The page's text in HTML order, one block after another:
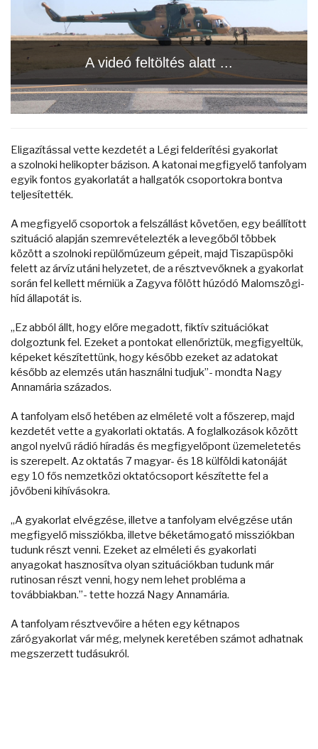
A videó feltöltés alatt ...
Eligazítással vette kezdetét a Légi felderítési gyakorlat
a szolnoki helikopter bázison. A katonai megfigyelő tanfolyam
egyik fontos gyakorlatát a hallgatók csoportokra bontva
teljesítették.
A megfigyelő csoportok a felszállást követően, egy beállított
szituáció alapján szemrevételezték a levegőből többek
között a szolnoki repülőmúzeum gépeit, majd Tiszapüspöki
felett az árvíz utáni helyzetet, de a résztvevőknek a gyakorlat
során fel kellett mérniük a Zagyva fölött húzódó Malomszögi-
híd állapotát is.
„Ez abból állt, hogy előre megadott, fiktív szituációkat
dolgoztunk fel. Ezeket a pontokat ellenőriztük, megfigyeltük,
képeket készítettünk, hogy később ezeket az adatokat
később az elemzés után használni tudjuk”- mondta Nagy
Annamária százados.
A tanfolyam első hetében az elméleté volt a főszerep, majd
kezdetét vette a gyakorlati oktatás. A foglalkozások között
angol nyelvű rádió híradás és megfigyelőpont üzemeletetés
is szerepelt. Az oktatás 7 magyar- és 18 külföldi katonáját
egy 10 fős nemzetközi oktatócsoport készítette fel a
jövőbeni kihívásokra.
„A gyakorlat elvégzése, illetve a tanfolyam elvégzése után
megfigyelő missziókba, illetve béketámogató missziókban
tudunk részt venni. Ezeket az elméleti és gyakorlati
anyagokat hasznosítva olyan szituációkban tudunk már
rutinosan részt venni, hogy nem lehet probléma a
továbbiakban.”- tette hozzá Nagy Annamária.
A tanfolyam résztvevőire a héten egy kétnapos
zárógyakorlat vár még, melynek keretében számot adhatnak
megszerzett tudásukról.